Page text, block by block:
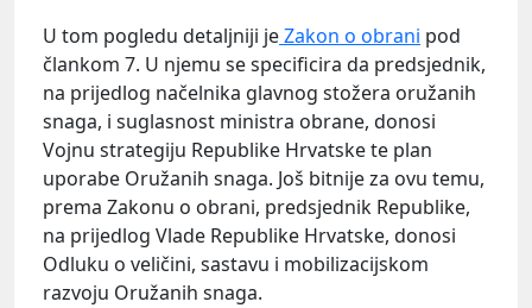
U tom pogledu detaljniji jeZakon o obrani pod
člankom 7. U njemu se specificira da predsjednik,
na prijedlog načelnika glavnog stožera oružanih
snaga, i suglasnost ministra obrane, donosi
Vojnu strategiju Republike Hrvatske te plan
uporabe Oružanih snaga. Još bitnije za ovu temu,
prema Zakonu o obrani, predsjednik Republike,
na prijedlog Vlade Republike Hrvatske, donosi
Odluku o veličini, sastavu i mobilizacijskom
razvoju Oružanih snaga.